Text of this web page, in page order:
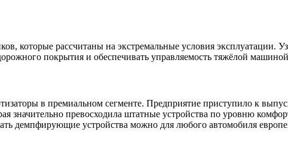
которые рассчитаны на экстремальные условия
покрытия и обеспечивать управляемость тяжёлой
в премиальном сегменте. Предприятие приступило к
значительно превосходила штатные устройства по уровню
демпфирующие устройства можно для любого автомобиля